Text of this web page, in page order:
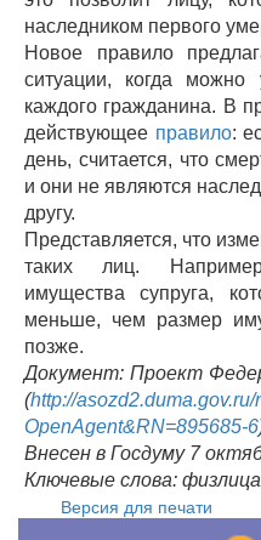
наследником первого
Новое правило
ситуации, когда можно
каждого гражданина. В
действующее правило:
день, считается, что
и они не являются
другу.
Представляется, что
таких лиц.
имущества супруга,
меньше, чем размер
позже.
Документ: Проект
(http://
OpenAgent&RN=895685-6
Внесен в Госдуму 7
Ключевые слова:
Версия для печати